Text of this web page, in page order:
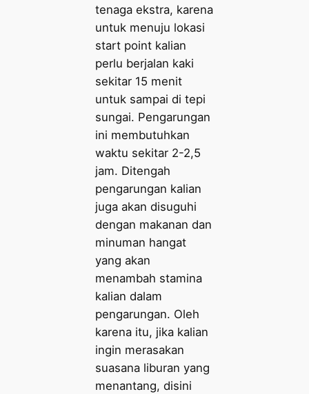
tenaga ekstra, karena
untuk menuju lokasi
start point kalian
perlu berjalan kaki
sekitar 15 menit
untuk sampai di tepi
sungai. Pengarungan
ini membutuhkan
waktu sekitar 2-2,5
jam. Ditengah
pengarungan kalian
juga akan disuguhi
dengan makanan dan
minuman hangat
yang akan
menambah stamina
kalian dalam
pengarungan. Oleh
karena itu, jika kalian
ingin merasakan
suasana liburan yang
menantang, disini